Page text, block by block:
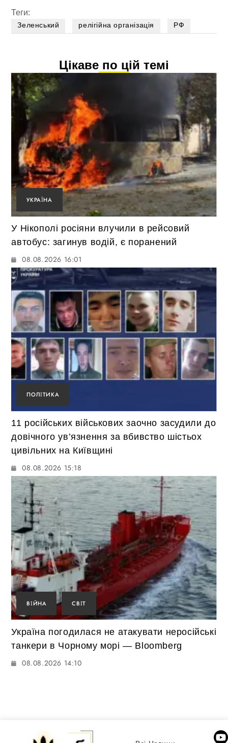
Теги:
Зеленський релігійна організація РФ
Цікаве по цій темі
УКРАЇНА
У Нікополі росіяни влучили в рейсовий
автобус: загинув водій, є поранений
08.08.2026 16:01
ПОЛІТИКА
11 російських військових заочно засудили до
довічного ув’язнення за вбивство шістьох
цивільних на Київщині
08.08.2026 15:18
ВІЙНА СВІТ
Україна погодилася не атакувати неросійські
танкери в Чорному морі — Bloomberg
08.08.2026 14:10